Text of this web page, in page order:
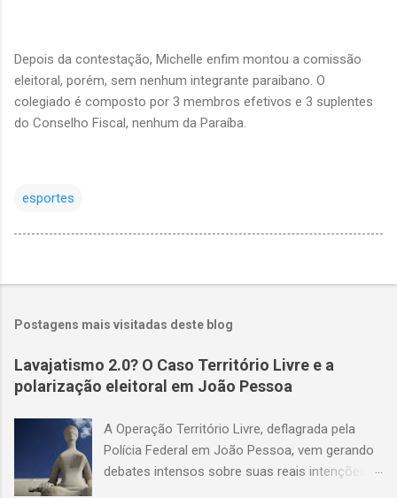
Depois da contestação, Michelle enfim montou a comissão
eleitoral, porém, sem nenhum integrante paraibano. O
colegiado é composto por 3 membros efetivos e 3 suplentes
do Conselho Fiscal, nenhum da Paraíba.
esportes
Postagens mais visitadas deste blog
Lavajatismo 2.0? O Caso Território Livre e a
polarização eleitoral em João Pessoa
A Operação Território Livre, deflagrada pela
Polícia Federal em João Pessoa, vem gerando
debates intensos sobre suas reais intenções e